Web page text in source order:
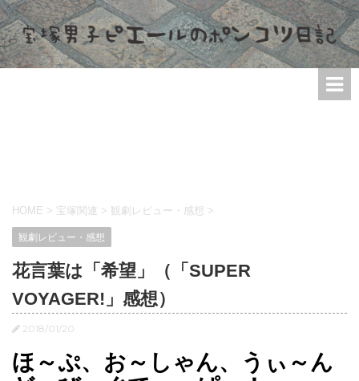
HOME > 宝塚関連 > 観劇レビュー・感想 >
観劇レビュー・感想
花言葉は「希望」（「SUPER
VOYAGER!」感想）
2018/01/20
ほ～ぷ、お～しゃん、うぃ～ん